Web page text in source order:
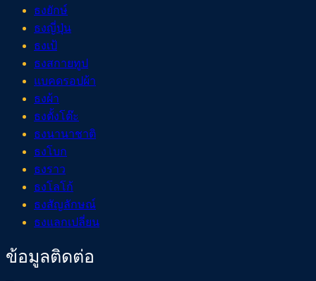
ธงยักษ์
ธงญี่ปุ่น
ธงเป้
ธงสกายทูป
แบคดรอปผ้า
ธงผ้า
ธงตั้งโต๊ะ
ธงนานาชาติ
ธงโบก
ธงราว
ธงโลโก้
ธงสัญลักษณ์
ธงแลกเปลี่ยน
ข้อมูลติดต่อ